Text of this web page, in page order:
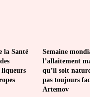
la Santé
liqueurs
Semaine
l’allaitement
qu’il soit
pas toujours
Artemov